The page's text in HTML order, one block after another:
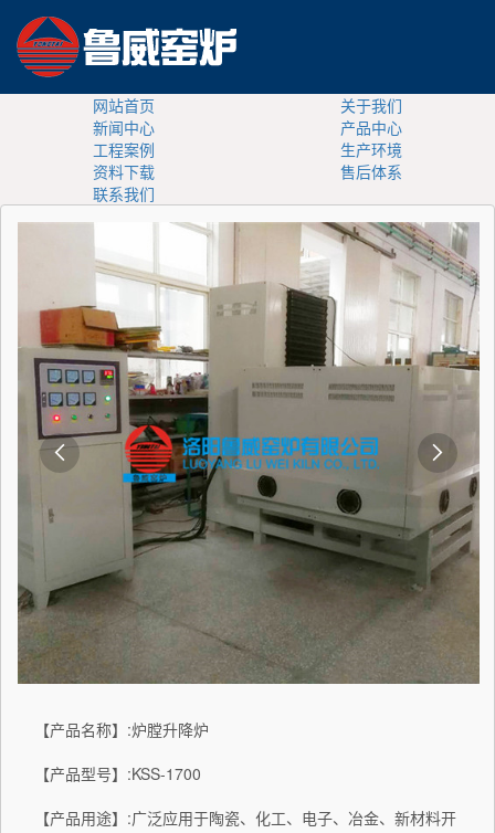
网站首页
关于我们
新闻中心
产品中心
工程案例
生产环境
资料下载
售后体系
联系我们
 
【产品名称】:炉膛升降炉
【产品型号】:KSS-1700
【产品用途】:广泛应用于陶瓷、化工、电子、冶金、新材料开